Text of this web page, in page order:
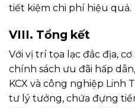
tiết kiệm chi phí hiệu quả.
VIII. Tổng kết
Với vị trí tọa lạc đắc địa,
chính sách ưu đãi hấp
KCX và công nghiệp Linh
tư lý tưởng, chứa đựng